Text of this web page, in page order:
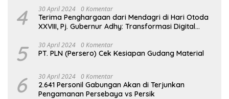
4 30 April 2024 0 Komentar
Terima Penghargaan dari Mendagri di Hari Otoda
XXVIII, Pj. Gubernur Adhy: Transformasi Digital
Keberhasilan Jatim
5 30 April 2024 0 Komentar
PT. PLN (Persero) Cek Kesiapan Gudang Material
6 30 April 2024 0 Komentar
2.641 Personil Gabungan Akan di Terjunkan
Pengamanan Persebaya vs Persik